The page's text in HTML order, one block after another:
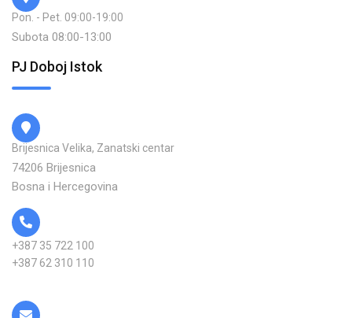
Pon. - Pet. 09:00-19:00
Subota 08:00-13:00
PJ Doboj Istok
Brijesnica Velika, Zanatski centar
74206 Brijesnica
Bosna i Hercegovina
+387 35 722 100
+387 62 310 110